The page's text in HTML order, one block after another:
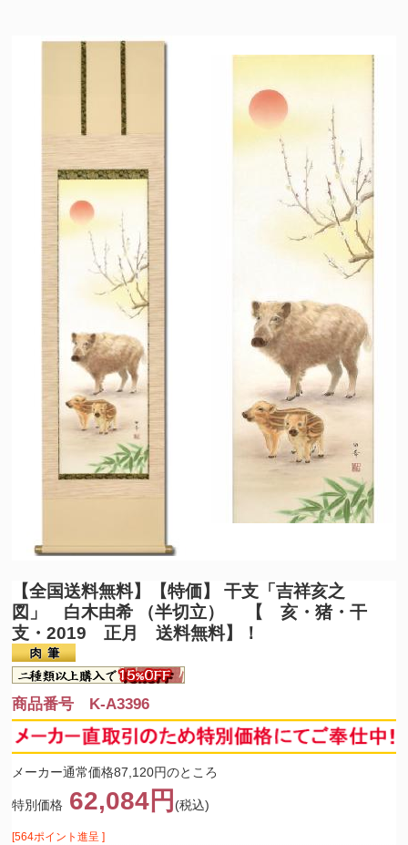
【全国送料無料】
【特価】 干支「吉祥亥之
図」 白木由希 （半切立） 【 亥・猪・干
支・2019 正月 送料無料】！
商品番号 K-A3396
メーカー通常価格87,120円のところ
特別価格 62,084円 (税込)
[564ポイント進呈 ]